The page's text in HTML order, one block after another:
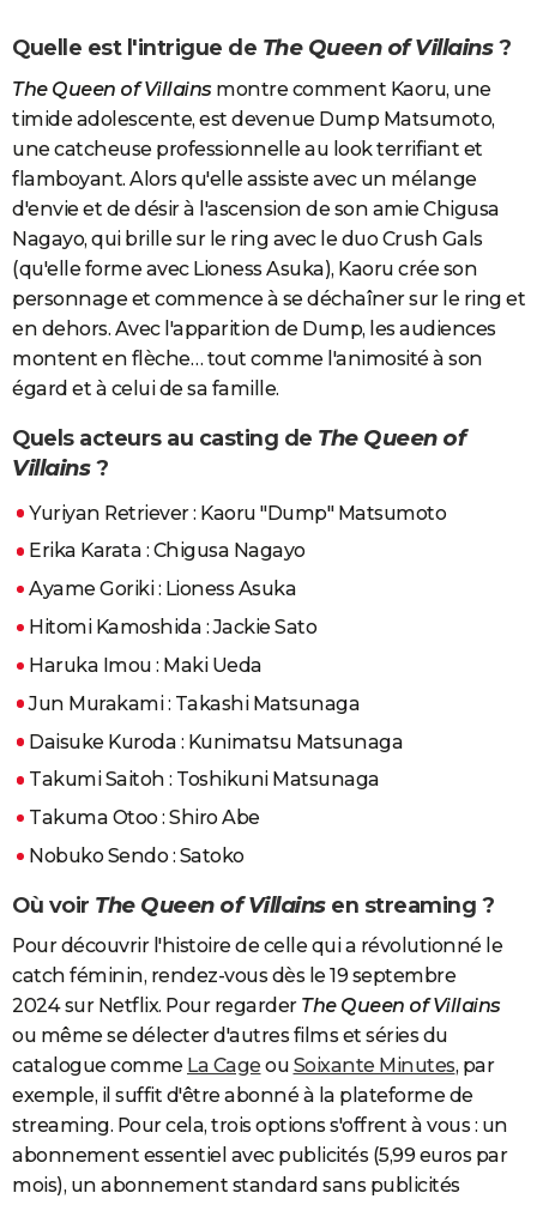
Quelle est l'intrigue de The Queen of Villains?
The Queen of Villains montre comment Kaoru, une
timide adolescente, est devenue Dump Matsumoto,
une catcheuse professionnelle au look terrifiant et
flamboyant. Alors qu'elle assiste avec un mélange
d'envie et de désir à l'ascension de son amie Chigusa
Nagayo, qui brille sur le ring avec le duo Crush Gals
(qu'elle forme avec Lioness Asuka), Kaoru crée son
personnage et commence à se déchaîner sur le ring et
en dehors. Avec l'apparition de Dump, les audiences
montent en flèche… tout comme l'animosité à son
égard et à celui de sa famille.
Quels acteurs au casting de The Queen of
Villains?
Yuriyan Retriever : Kaoru "Dump" Matsumoto
Erika Karata : Chigusa Nagayo
Ayame Goriki : Lioness Asuka
Hitomi Kamoshida : Jackie Sato
Haruka Imou : Maki Ueda
Jun Murakami : Takashi Matsunaga
Daisuke Kuroda : Kunimatsu Matsunaga
Takumi Saitoh : Toshikuni Matsunaga
Takuma Otoo : Shiro Abe
Nobuko Sendo : Satoko
Où voir The Queen of Villainsen streaming ?
Pour découvrir l'histoire de celle qui a révolutionné le
catch féminin, rendez-vous dès le 19 septembre
2024 sur Netflix. Pour regarder The Queen of Villains
ou même se délecter d'autres films et séries du
catalogue comme La Cage ou Soixante Minutes, par
exemple, il suffit d'être abonné à la plateforme de
streaming. Pour cela, trois options s'offrent à vous : un
abonnement essentiel avec publicités (5,99 euros par
mois), un abonnement standard sans publicités